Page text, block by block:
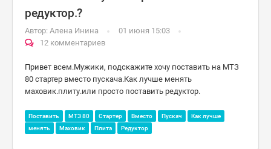
редуктор.?
Автор: Алена Инина
01 июня 15:03
12 комментариев
Привет всем.Мужики, подскажите хочу поставить на МТЗ
80 стартер вместо пускача.Как лучше менять
маховик.плиту.или просто поставить редуктор.
Поставить МТЗ 80 Стартер Вместо Пускач
Как лучше
менять
Маховик Плита Редуктор